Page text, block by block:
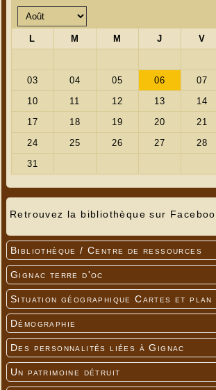
Retrouvez la bibliothèque sur
Bibliothèque / Centre de ressources
Gignac terre d'oc
Situation géographique Cartes et plan
Démographie
Des personnalités liées à Gignac
Un patrimoine détruit